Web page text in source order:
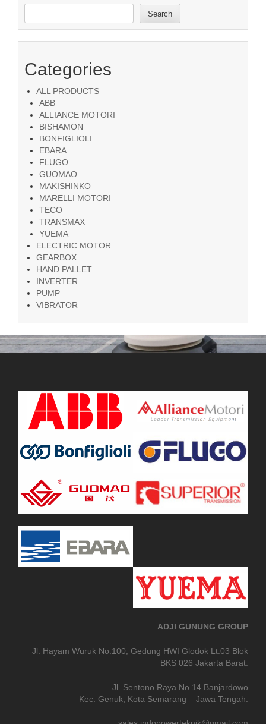
Search
Categories
ALL PRODUCTS
ABB
ALLIANCE MOTORI
BISHAMON
BONFIGLIOLI
EBARA
FLUGO
GUOMAO
MAKISHINKO
MARELLI MOTORI
TECO
TRANSMAX
YUEMA
ELECTRIC MOTOR
GEARBOX
HAND PALLET
INVERTER
PUMP
VIBRATOR
ADJI GUNUNG GROUP
Jl. Hayam Wuruk No.100, Gedung HWI Glodok Lt.03 Blok
BKS 026 Jakarta Barat.
Jl. Sentono Raya No.14 Banjardowo
Kec. Genuk, Kota Semarang – Jawa Tengah.